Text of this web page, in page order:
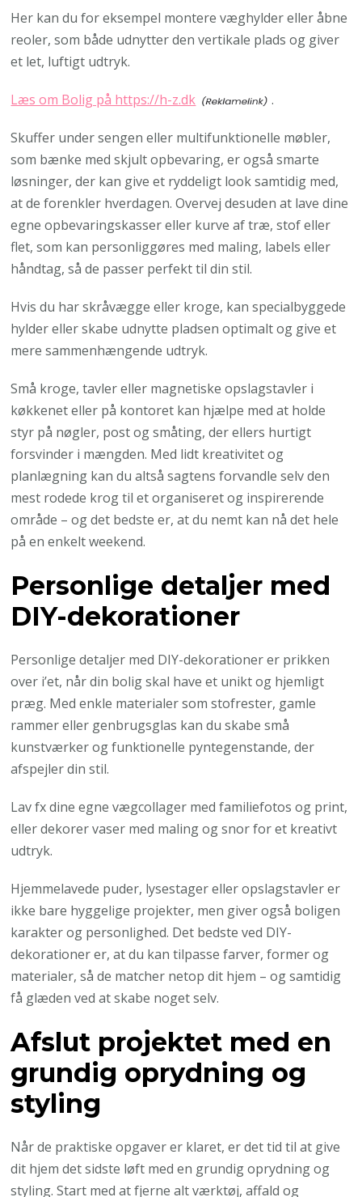
Her kan du for eksempel montere væghylder eller åbne
reoler, som både udnytter den vertikale plads og giver
et let, luftigt udtryk.
Læs om Bolig på https://h-z.dk .
Skuffer under sengen eller multifunktionelle møbler,
som bænke med skjult opbevaring, er også smarte
løsninger, der kan give et ryddeligt look samtidig med,
at de forenkler hverdagen. Overvej desuden at lave dine
egne opbevaringskasser eller kurve af træ, stof eller
flet, som kan personliggøres med maling, labels eller
håndtag, så de passer perfekt til din stil.
Hvis du har skråvægge eller kroge, kan specialbyggede
hylder eller skabe udnytte pladsen optimalt og give et
mere sammenhængende udtryk.
Små kroge, tavler eller magnetiske opslagstavler i
køkkenet eller på kontoret kan hjælpe med at holde
styr på nøgler, post og småting, der ellers hurtigt
forsvinder i mængden. Med lidt kreativitet og
planlægning kan du altså sagtens forvandle selv den
mest rodede krog til et organiseret og inspirerende
område – og det bedste er, at du nemt kan nå det hele
på en enkelt weekend.
Personlige detaljer med
DIY-dekorationer
Personlige detaljer med DIY-dekorationer er prikken
over i’et, når din bolig skal have et unikt og hjemligt
præg. Med enkle materialer som stofrester, gamle
rammer eller genbrugsglas kan du skabe små
kunstværker og funktionelle pyntegenstande, der
afspejler din stil.
Lav fx dine egne vægcollager med familiefotos og print,
eller dekorer vaser med maling og snor for et kreativt
udtryk.
Hjemmelavede puder, lysestager eller opslagstavler er
ikke bare hyggelige projekter, men giver også boligen
karakter og personlighed. Det bedste ved DIY-
dekorationer er, at du kan tilpasse farver, former og
materialer, så de matcher netop dit hjem – og samtidig
få glæden ved at skabe noget selv.
Afslut projektet med en
grundig oprydning og
styling
Når de praktiske opgaver er klaret, er det tid til at give
dit hjem det sidste løft med en grundig oprydning og
styling. Start med at fjerne alt værktøj, affald og